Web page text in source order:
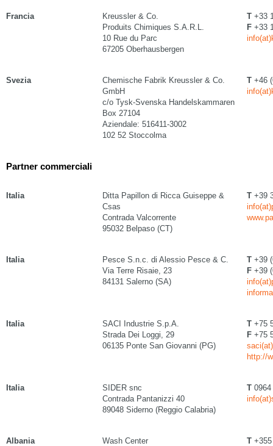
Francia
Kreussler & Co.
Produits Chimiques S.A.R.L.
10 Rue du Parc
67205 Oberhausbergen
T +33
F +33
Svezia
Chemische Fabrik Kreussler & Co.
GmbH
c/o Tysk-Svenska Handelskammaren
Box 27104
Aziendale: 516411-3002
102 52 Stoccolma
T +46
Partner commerciali
Italia
Ditta Papillon di Ricca Guiseppe &
Csas
Contrada Valcorrente
95032 Belpaso (CT)
T +39
Italia
Pesce S.n.c. di Alessio Pesce & C.
Via Terre Risaie, 23
84131 Salerno (SA)
T +39
F +39
Italia
SACI Industrie S.p.A.
Strada Dei Loggi, 29
06135 Ponte San Giovanni (PG)
T +75
F +75
http://
Italia
SIDER snc
Contrada Pantanizzi 40
89048 Siderno (Reggio Calabria)
T 0964
Albania
Wash Center
T